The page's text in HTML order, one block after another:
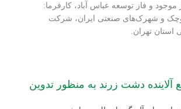
۲ و فاز موجود و فاز توسعه عباس آباد، کارفرما:
و شهرک‌های صنعتی ایران، شرکت
تهران.
آلاینده دشت زرند به منظور تدوین